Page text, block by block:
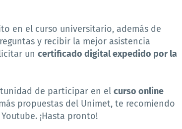
en el curso universitario, además de
y recibir la mejor asistencia
un certificado digital expedido por la
de participar en el curso online
propuestas del Unimet, te recomiendo
¡Hasta pronto!